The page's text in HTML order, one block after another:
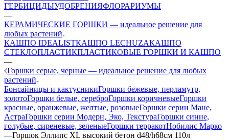
ГЕРБИЦИДЫУДОБРЕНИЯФЛОРАРИУМЫ
—
КЕРАМИЧЕСКИЕ ГОРШКИ — идеальное решение для
любых растений
КАШПО IDEALISTКАШПО LECHUZAКАШПО
СТЕКЛОПЛАСТИКПЛАСТИКОВЫЕ ГОРШКИ И КАШПО
—
Горшки серые, черные — идеальное решение для любых
растений
Бонсайницы и кактусникиГоршки бежевые, перламутр,
золотоГоршки белые, сереброГоршки коричневыеГоршки
красные, оранжевые, желтые, розовыеГоршки серии Мане,
АстраГоршки серии Модерн, Эко, ТекстураГоршки синие,
голубые, сиреневые, зеленыеГоршки терракотНобилис Марко
—Горшок Эллипс XL высокий бетон d48/h68см 110л